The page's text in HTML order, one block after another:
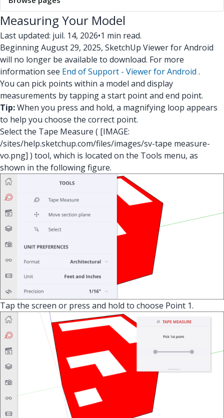
Measuring Your Model
Last updated: juil. 14, 2026•1 min read.
Beginning August 29, 2025, SketchUp Viewer for Android
will no longer be available to download. For more
information see End of Support - Viewer for Android .
You can pick points within a model and display
measurements by tapping a start point and end point.
Tip:When you press and hold, a magnifying loop appears
to help you choose the correct point.
Select the Tape Measure ( [IMAGE:
/sites/help.sketchup.com/files/images/sv-tape measure-
vo.png] ) tool, which is located on the Tools menu, as
shown in the following figure.
Tap the screen or press and hold to choose Point 1.